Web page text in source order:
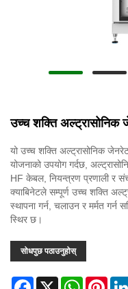
उच्च शक्ति अल्ट्रासोनिक
यो उच्च शक्ति अल्ट्रासोनिक
योजनाको उपयोग गर्दछ,
HF केबल, नियन्त्रण प्रणाली र
क्याबिनेटले सम्पूर्ण उच्च शक्ति
स्थापना गर्न, चलाउन र मर्मत
स्थिर छ।
सोधपुछ पठाउनुहोस्
Facebook
X WhatsApp